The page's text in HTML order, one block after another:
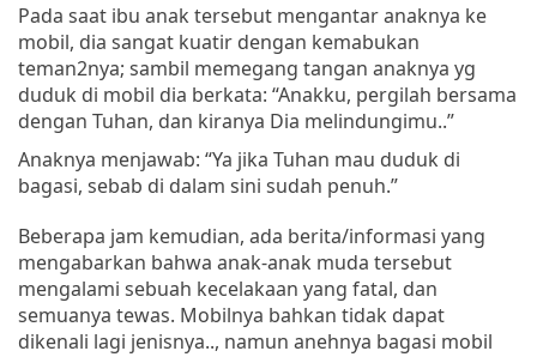
Pada saat ibu anak tersebut mengantaranaknya ke
mobil, dia sangat kuatir dengan kemabukan
teman2nya; sambil memegang tangan anaknya yg
duduk di mobil dia berkata: “Anakku, pergilah bersama
dengan Tuhan, dan kiranya Dia melindungimu..”
Anaknya menjawab: “Ya jika Tuhan mau duduk di
bagasi, sebab di dalam sini sudah penuh.”
Beberapa jam kemudian, ada berita/informasi yang
mengabarkan bahwa anak-anak muda tersebut
mengalami sebuah kecelakaan yang fatal, dan
semuanya tewas. Mobilnya bahkan tidak dapat
dikenali lagi jenisnya.., namun anehnya bagasi mobil